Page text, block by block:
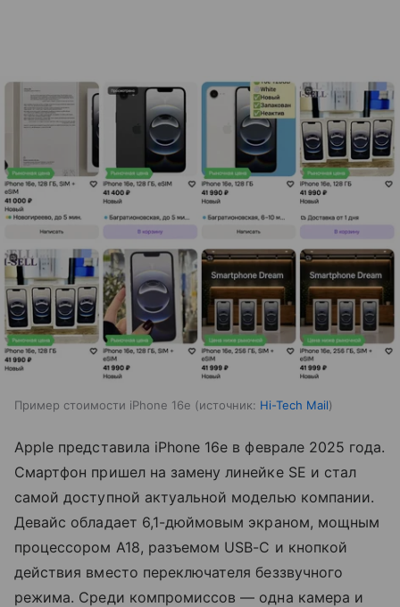
Пример стоимости iPhone 16e источник: Hi-Tech Mail
Apple представила iPhone 16e в феврале 2025 года.
Смартфон пришел на замену линейке SE и стал
самой доступной актуальной моделью компании.
Девайс обладает 6,1-дюймовым экраном, мощным
процессором A18, разъемом USB-C и кнопкой
действия вместо переключателя беззвучного
режима. Среди компромиссов — одна камера и